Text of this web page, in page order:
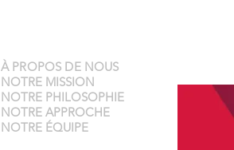
À PROPOS DE NOUS
NOTRE MISSION
NOTRE PHILOSOPHIE
NOTRE APPROCHE
NOTRE ÉQUIPE